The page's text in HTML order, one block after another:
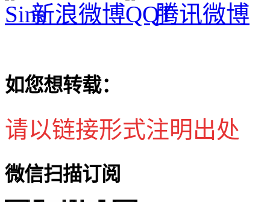
新浪微博 腾讯微博
如您想转载：
请以链接形式注明出处
微信扫描订阅